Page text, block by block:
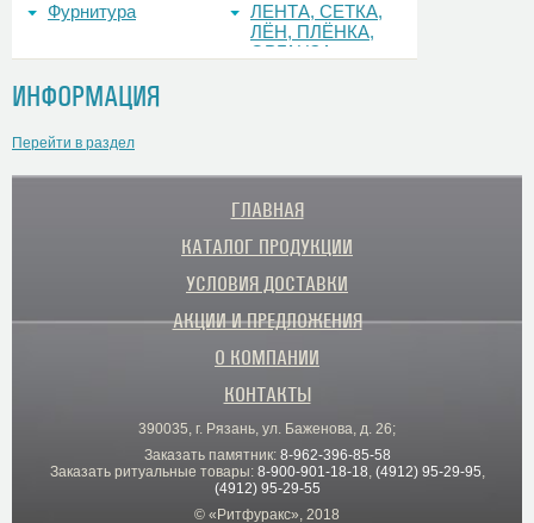
Фурнитура
ЛЕНТА, СЕТКА,
ЛЁН, ПЛЁНКА,
ОРГАНЗА
ИНФОРМАЦИЯ
Перейти в раздел
ГЛАВНАЯ
КАТАЛОГ ПРОДУКЦИИ
УСЛОВИЯ ДОСТАВКИ
АКЦИИ И ПРЕДЛОЖЕНИЯ
О КОМПАНИИ
КОНТАКТЫ
390035, г. Рязань, ул. Баженова, д. 26;
Заказать памятник: 8-962-396-85-58
Заказать ритуальные товары: 8-900-901-18-18, (4912) 95-29-95,
(4912) 95-29-55
© «Ритфуракс», 2018